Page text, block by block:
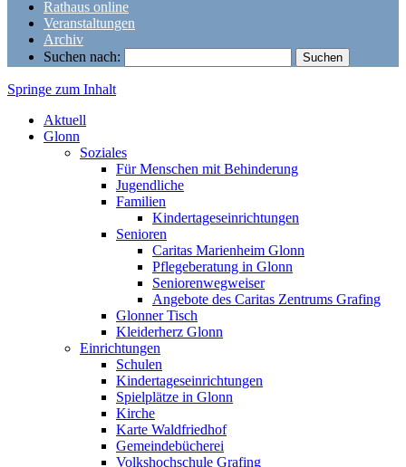
Rathaus online
Veranstaltungen
Archiv
Suchen nach:
Markt Glonn
Springe zum Inhalt
Aktuell
Glonn
Soziales
Für Menschen mit Behinderung
Jugendliche
Familien
Kindertageseinrichtungen
Senioren
Caritas Marienheim Glonn
Pflegeberatung in Glonn
Seniorenwegweiser
Angebote des Caritas Zentrums Grafing
Glonner Tisch
Kleiderherz Glonn
Einrichtungen
Schulen
Kindertageseinrichtungen
Spielplätze in Glonn
Kirche
Karte Waldfriedhof
Gemeindebücherei
Volkshochschule Grafing